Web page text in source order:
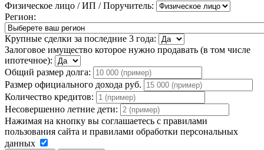
Физическое лицо / ИП / Поручитель:
Регион:
Крупные сделки за последние 3 года:
Залоговое имущество которое нужно продавать (в том числе
ипотечное):
Общий размер долга:
Размер официального дохода руб.
Количество кредитов:
Несовершенно летние дети:
Нажимая на кнопку вы соглашаетесь с правилами
пользования сайта и правилами обработки персональных
данных